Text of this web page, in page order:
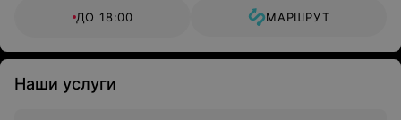
ДО 18:00
МАРШРУТ
Наши услуги